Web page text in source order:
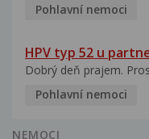
Pohlavní nemoci
HPV typ 52 u
Dobrý deň prajem.
Pohlavní nemoci
NEMOCI